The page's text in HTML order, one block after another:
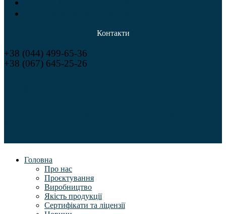
Контакти
+38 (044) 499-65-36
+38 (067) 645-25-26
Головна
Про нас
Проєктування
Виробництво
Якість продукції
Сертифікати та ліцензії